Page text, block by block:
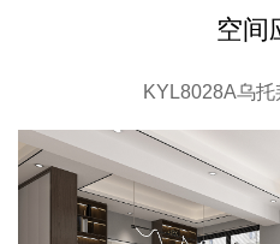
空间
KYL8028A乌